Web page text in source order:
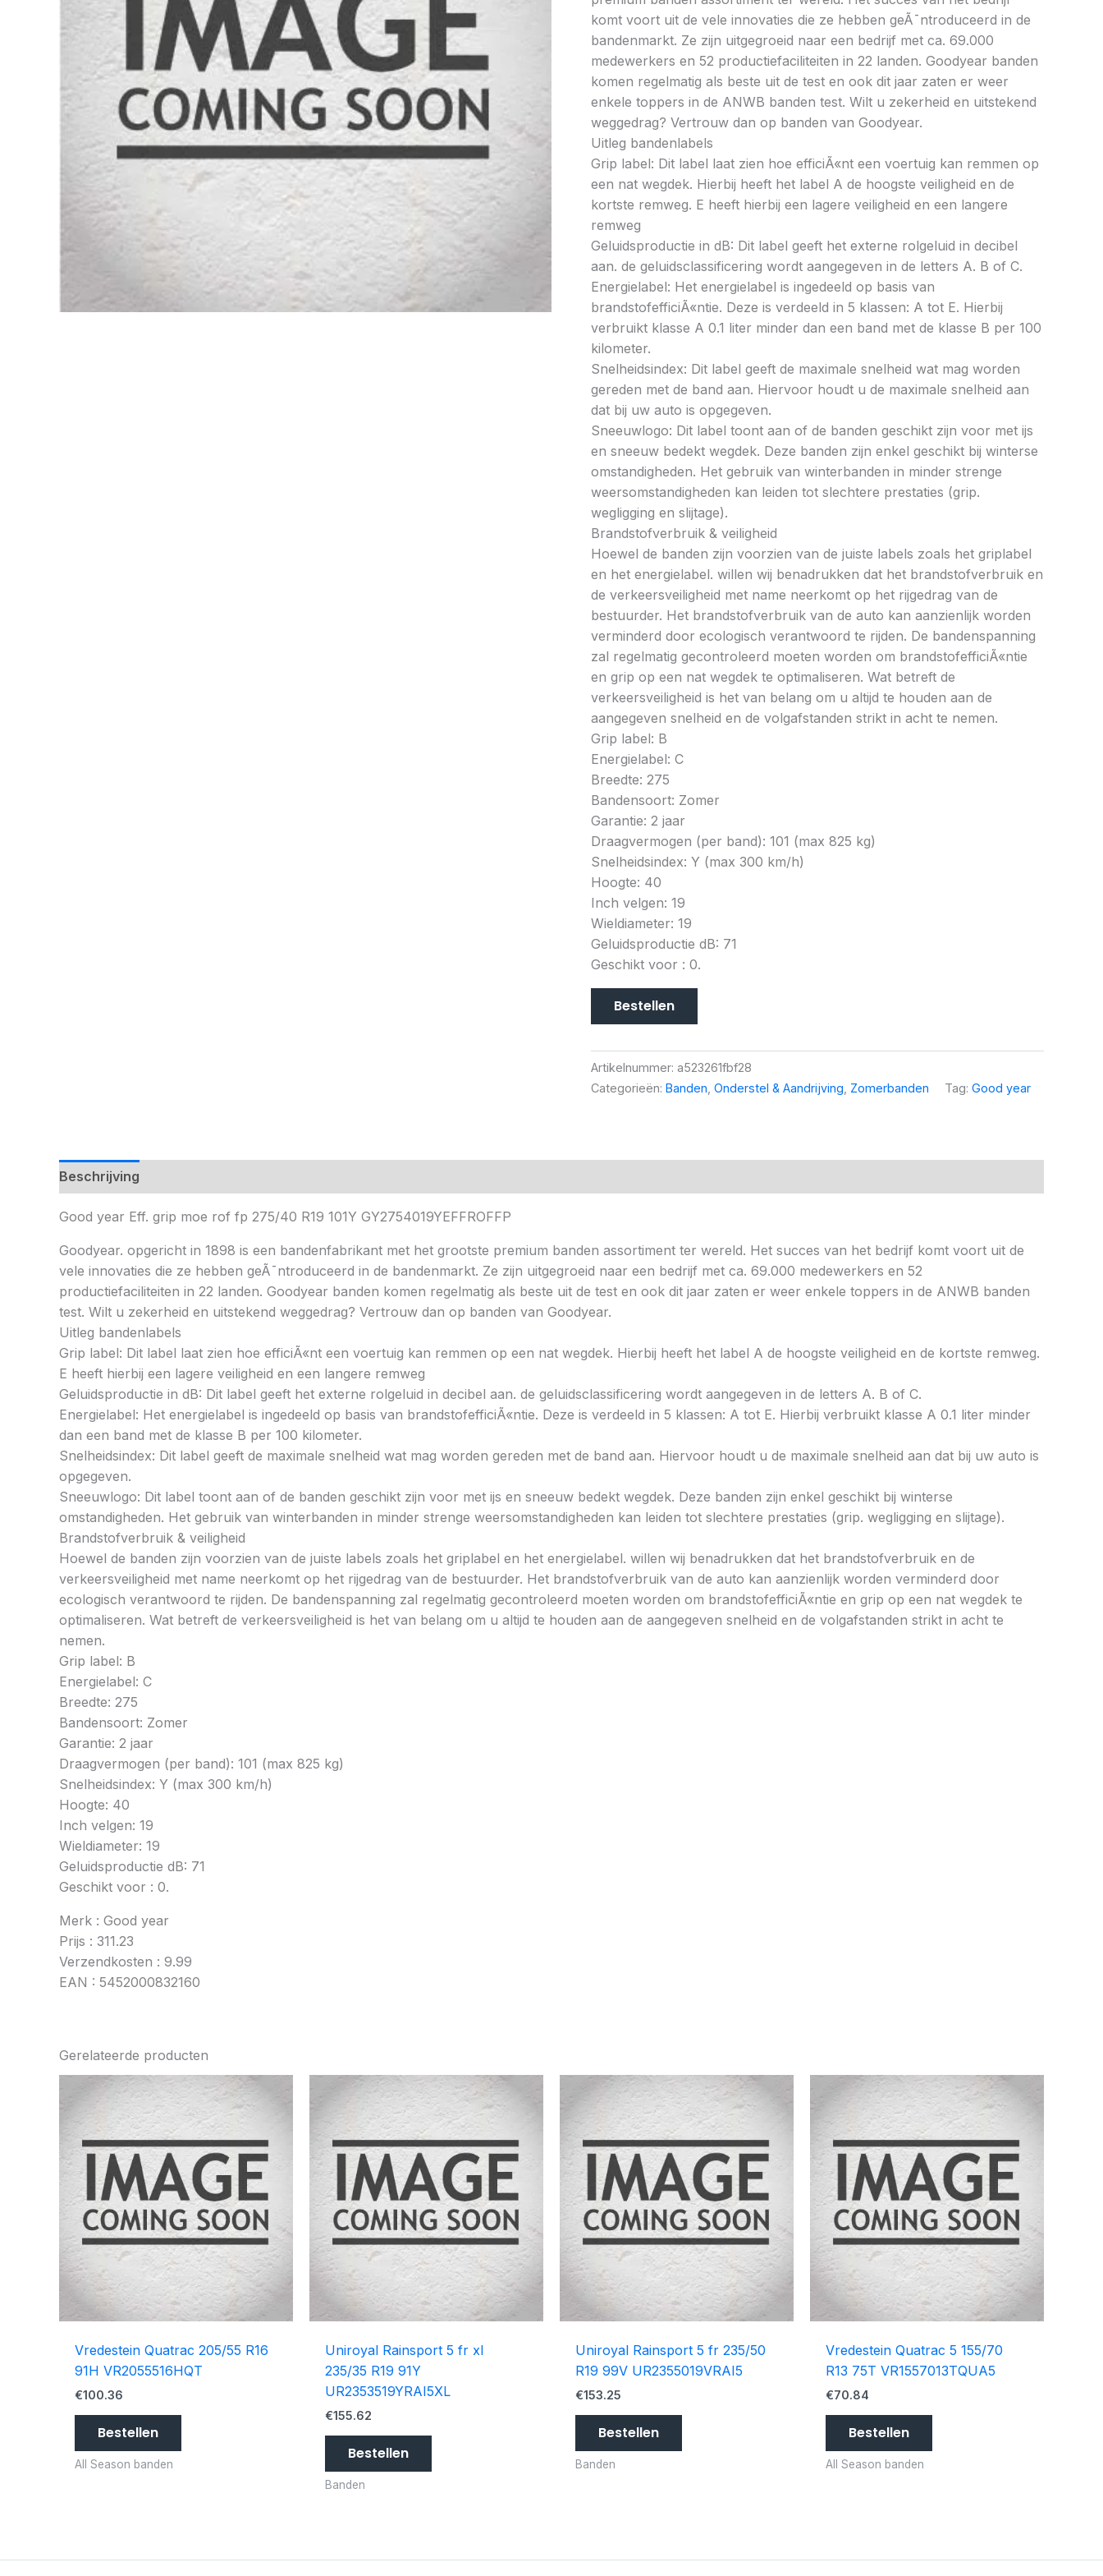
komt voort uit de vele innovaties die ze hebben geÃ¯ntroduceerd in de
bandenmarkt. Ze zijn uitgegroeid naar een bedrijf met ca. 69.000
medewerkers en 52 productiefaciliteiten in 22 landen. Goodyear banden
komen regelmatig als beste uit de test en ook dit jaar zaten er weer
enkele toppers in de ANWB banden test. Wilt u zekerheid en uitstekend
weggedrag? Vertrouw dan op banden van Goodyear.
Uitleg bandenlabels
Grip label: Dit label laat zien hoe efficiÃ«nt een voertuig kan remmen op
een nat wegdek. Hierbij heeft het label A de hoogste veiligheid en de
kortste remweg. E heeft hierbij een lagere veiligheid en een langere
remweg
Geluidsproductie in dB: Dit label geeft het externe rolgeluid in decibel
aan. de geluidsclassificering wordt aangegeven in de letters A. B of C.
Energielabel: Het energielabel is ingedeeld op basis van
brandstofefficiÃ«ntie. Deze is verdeeld in 5 klassen: A tot E. Hierbij
verbruikt klasse A 0.1 liter minder dan een band met de klasse B per 100
kilometer.
Snelheidsindex: Dit label geeft de maximale snelheid wat mag worden
gereden met de band aan. Hiervoor houdt u de maximale snelheid aan
dat bij uw auto is opgegeven.
Sneeuwlogo: Dit label toont aan of de banden geschikt zijn voor met ijs
en sneeuw bedekt wegdek. Deze banden zijn enkel geschikt bij winterse
omstandigheden. Het gebruik van winterbanden in minder strenge
weersomstandigheden kan leiden tot slechtere prestaties (grip.
wegligging en slijtage).
Brandstofverbruik & veiligheid
Hoewel de banden zijn voorzien van de juiste labels zoals het griplabel
en het energielabel. willen wij benadrukken dat het brandstofverbruik en
de verkeersveiligheid met name neerkomt op het rijgedrag van de
bestuurder. Het brandstofverbruik van de auto kan aanzienlijk worden
verminderd door ecologisch verantwoord te rijden. De bandenspanning
zal regelmatig gecontroleerd moeten worden om brandstofefficiÃ«ntie
en grip op een nat wegdek te optimaliseren. Wat betreft de
verkeersveiligheid is het van belang om u altijd te houden aan de
aangegeven snelheid en de volgafstanden strikt in acht te nemen.
Grip label: B
Energielabel: C
Breedte: 275
Bandensoort: Zomer
Garantie: 2 jaar
Draagvermogen (per band): 101 (max 825 kg)
Snelheidsindex: Y (max 300 km/h)
Hoogte: 40
Inch velgen: 19
Wieldiameter: 19
Geluidsproductie dB: 71
Geschikt voor : 0.
Bestellen
Artikelnummer: a523261fbf28
Categorieën: Banden Onderstel & Aandrijving Zomerbanden Tag: Good year
Beschrijving
Good year Eff. grip moe rof fp 275/40 R19 101Y GY2754019YEFFROFFP
Goodyear. opgericht in 1898 is een bandenfabrikant met het grootste premium banden assortiment ter wereld. Het succes van het bedrijf komt voort uit de
vele innovaties die ze hebben geÃ¯ntroduceerd in de bandenmarkt. Ze zijn uitgegroeid naar een bedrijf met ca. 69.000 medewerkers en 52
productiefaciliteiten in 22 landen. Goodyear banden komen regelmatig als beste uit de test en ook dit jaar zaten er weer enkele toppers in de ANWB banden
test. Wilt u zekerheid en uitstekend weggedrag? Vertrouw dan op banden van Goodyear.
Uitleg bandenlabels
Grip label: Dit label laat zien hoe efficiÃ«nt een voertuig kan remmen op een nat wegdek. Hierbij heeft het label A de hoogste veiligheid en de kortste remweg.
E heeft hierbij een lagere veiligheid en een langere remweg
Geluidsproductie in dB: Dit label geeft het externe rolgeluid in decibel aan. de geluidsclassificering wordt aangegeven in de letters A. B of C.
Energielabel: Het energielabel is ingedeeld op basis van brandstofefficiÃ«ntie. Deze is verdeeld in 5 klassen: A tot E. Hierbij verbruikt klasse A 0.1 liter minder
dan een band met de klasse B per 100 kilometer.
Snelheidsindex: Dit label geeft de maximale snelheid wat mag worden gereden met de band aan. Hiervoor houdt u de maximale snelheid aan dat bij uw auto is
opgegeven.
Sneeuwlogo: Dit label toont aan of de banden geschikt zijn voor met ijs en sneeuw bedekt wegdek. Deze banden zijn enkel geschikt bij winterse
omstandigheden. Het gebruik van winterbanden in minder strenge weersomstandigheden kan leiden tot slechtere prestaties (grip. wegligging en slijtage).
Brandstofverbruik & veiligheid
Hoewel de banden zijn voorzien van de juiste labels zoals het griplabel en het energielabel. willen wij benadrukken dat het brandstofverbruik en de
verkeersveiligheid met name neerkomt op het rijgedrag van de bestuurder. Het brandstofverbruik van de auto kan aanzienlijk worden verminderd door
ecologisch verantwoord te rijden. De bandenspanning zal regelmatig gecontroleerd moeten worden om brandstofefficiÃ«ntie en grip op een nat wegdek te
optimaliseren. Wat betreft de verkeersveiligheid is het van belang om u altijd te houden aan de aangegeven snelheid en de volgafstanden strikt in acht te
nemen.
Grip label: B
Energielabel: C
Breedte: 275
Bandensoort: Zomer
Garantie: 2 jaar
Draagvermogen (per band): 101 (max 825 kg)
Snelheidsindex: Y (max 300 km/h)
Hoogte: 40
Inch velgen: 19
Wieldiameter: 19
Geluidsproductie dB: 71
Geschikt voor : 0.
Merk : Good year
Prijs : 311.23
Verzendkosten : 9.99
EAN : 5452000832160
Gerelateerde producten
Vredestein Quatrac 205/55 R16
91H VR2055516HQT
€100.36
Bestellen
All Season banden
Uniroyal Rainsport 5 fr xl
235/35 R19 91Y
UR2353519YRAI5XL
€155.62
Bestellen
Banden
Uniroyal Rainsport 5 fr 235/50
R19 99V UR2355019VRAI5
€153.25
Bestellen
Banden
Vredestein Quatrac 5 155/70
R13 75T VR1557013TQUA5
€70.84
Bestellen
All Season banden